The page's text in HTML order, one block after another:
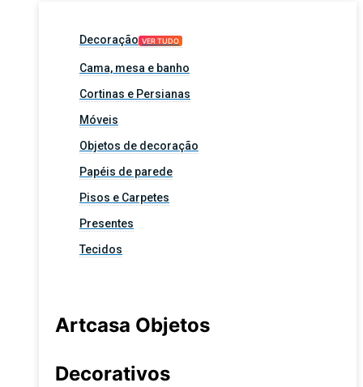
Decoração VER TUDO
Cama, mesa e banho
Cortinas e Persianas
Móveis
Objetos de decoração
Papéis de parede
Pisos e Carpetes
Presentes
Tecidos
Artcasa Objetos
Decorativos